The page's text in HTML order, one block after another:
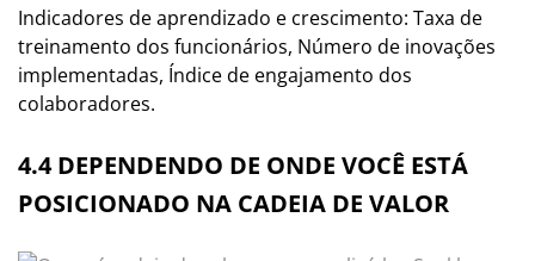
Indicadores de aprendizado e crescimento: Taxa de
treinamento dos funcionários, Número de inovações
implementadas, Índice de engajamento dos
colaboradores.
4.4 DEPENDENDO DE ONDE VOCÊ ESTÁ
POSICIONADO NA CADEIA DE VALOR